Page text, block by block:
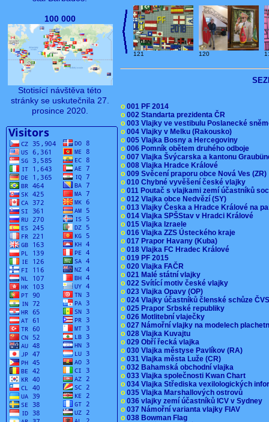
100 000
Stotisící návštěva této
stránky se uskutečnila 27.
prosince 2020.
121 120
o 001 PF 2014
o 002 Standarta prezidenta ČR
o 003 Vlajky ve vestibulu Poslanecké
o 004 Vlajky v Melku (Rakousko)
o 005 Vlajka Bosny a Hercegoviny
o 006 Pomník obětem druhého odboje
o 007 Vlajka Švýcarska a kantonu
o 008 Vlajka Hradce Králové
o 009 Svěcení praporu obce Nová Ves
o 010 Chybné vyvěšení české vlajky
o 011 Poutač s vlajkami zemí účastníků
o 012 Vlajka obce Nedvězí (SY)
o 013 Vlajky Česka a Hradce Králové na
o 014 Vlajka SPŠStav v Hradci Králové
o 015 Vlajka Izraele
o 016 Vlajka ZZS Ústeckého kraje
o 017 Prapor Havany (Kuba)
o 018 Vlajka FC Hradec Králové
o 019 PF 2015
o 020 Vlajka FAČR
o 021 Malé státní vlajky
o 022 Svítící motiv české vlajky
o 023 Vlajka Opavy (OP)
o 024 Vlajky účastníků členské schůze
o 025 Prapor Srbské republiky
o 026 Motlitební vlaječky
o 027 Námořní vlajky na modelech
o 028 Vlajka Kuvajtu
o 029 Obří řecká vlajka
o 030 Vlajka městyse Pavlíkov (RA)
o 031 Vlajka města Luže (CR)
o 032 Bahamská obchodní vlajka
o 033 Vlajka společnosti Kwan Chart
o 034 Vlajka Střediska vexilologických
o 035 Vlajka Marshallových ostrovů
o 036 vlajky zemí účastníků ICV v Sydney
o 037 Námořní varianta vlajky FIAV
o 038 Bowman Flag